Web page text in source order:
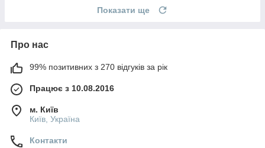
Показати ще
Про нас
99% позитивних з 270 відгуків за рік
Працює з 10.08.2016
м. Київ
Київ, Україна
Контакти